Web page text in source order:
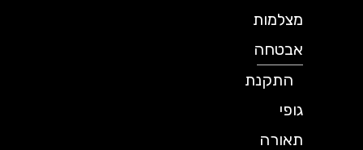
מצלמות
אבטחה
התקנת
תאורה